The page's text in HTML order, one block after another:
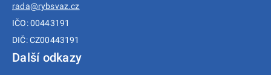
rada@rybsvaz.cz
IČO: 00443191
DIČ: CZ00443191
Další odkazy